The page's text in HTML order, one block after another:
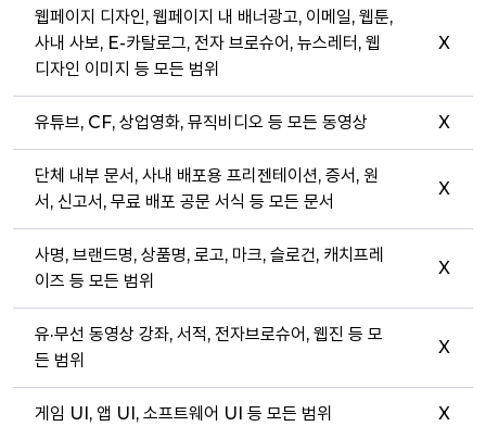
웹페이지 디자인, 웹페이지 내 배너광고, 이메일, 웹툰,
사내 사보, E-카탈로그, 전자 브로슈어, 뉴스레터, 웹
디자인 이미지 등 모든 범위
X
유튜브, CF, 상업영화, 뮤직비디오 등 모든 동영상 X
단체 내부 문서, 사내 배포용 프리젠테이션, 증서, 원
서, 신고서, 무료 배포 공문 서식 등 모든 문서
X
사명, 브랜드명, 상품명, 로고, 마크, 슬로건, 캐치프레
이즈 등 모든 범위
X
유·무선 동영상 강좌, 서적, 전자브로슈어, 웹진 등 모
든 범위
X
게임 UI, 앱 UI, 소프트웨어 UI 등 모든 범위 X